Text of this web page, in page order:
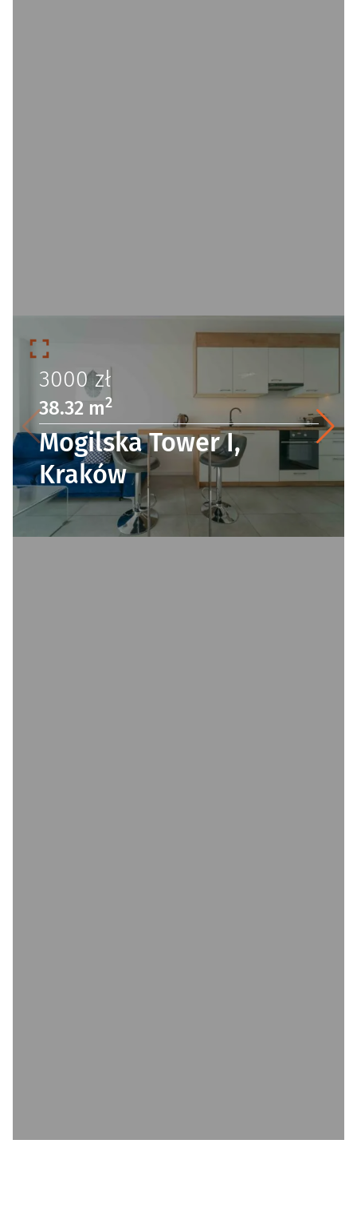
3000zł
38.32 m2
Mogilska Tower I,
Kraków